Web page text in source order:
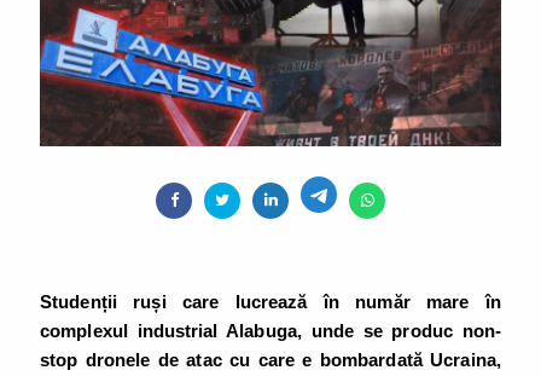
Studenții ruși care lucrează în număr mare în
complexul industrial Alabuga, unde se produc non-
stop dronele de atac cu care e bombardată Ucraina,